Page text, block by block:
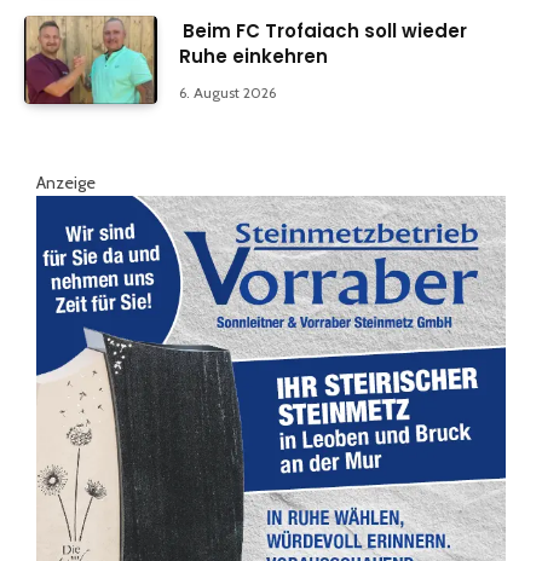
Beim FC Trofaiach soll wieder
Ruhe einkehren
6. August 2026
Anzeige